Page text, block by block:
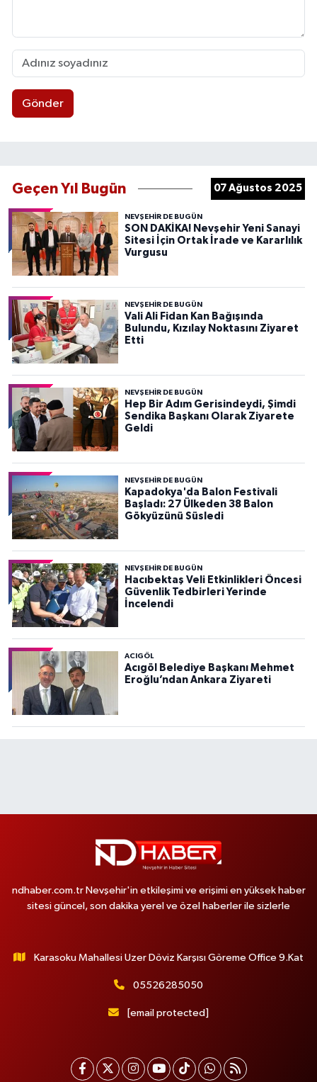
Gönder
Geçen Yıl Bugün 07 Ağustos 2025
NEVŞEHIR DE BUGÜN
SON DAKİKA! Nevşehir Yeni Sanayi
Sitesi İçin Ortak İrade ve Kararlılık
Vurgusu
NEVŞEHIR DE BUGÜN
Vali Ali Fidan Kan Bağışında
Bulundu, Kızılay Noktasını Ziyaret
Etti
NEVŞEHIR DE BUGÜN
Hep Bir Adım Gerisindeydi, Şimdi
Sendika Başkanı Olarak Ziyarete
Geldi
NEVŞEHIR DE BUGÜN
Kapadokya'da Balon Festivali
Başladı: 27 Ülkeden 38 Balon
Gökyüzünü Süsledi
NEVŞEHIR DE BUGÜN
Hacıbektaş Veli Etkinlikleri Öncesi
Güvenlik Tedbirleri Yerinde
İncelendi
ACIGÖL
Acıgöl Belediye Başkanı Mehmet
Eroğlu’ndan Ankara Ziyareti
ndhaber.com.tr Nevşehir'in etkileşimi ve erişimi en yüksek haber
sitesi güncel, son dakika yerel ve özel haberler ile sizlerle
Karasoku Mahallesi Uzer Döviz Karşısı Göreme Office 9.Kat
05526285050
[email protected]